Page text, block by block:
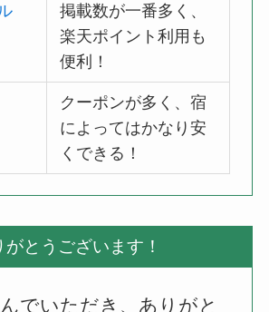
掲載数が一番多く、
楽天ポイント利用も
便利！
クーポンが多く、宿
によってはかなり安
くできる！
がとうございます！
でいただき、ありがと